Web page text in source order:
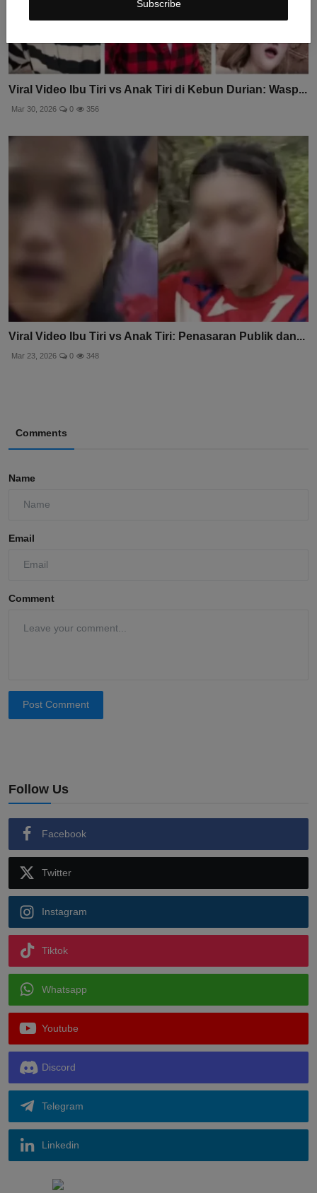
Subscribe
Viral Video Ibu Tiri vs Anak Tiri di Kebun Durian: Wasp...
Mar 30, 2026 0 356
Viral Video Ibu Tiri vs Anak Tiri: Penasaran Publik dan...
Mar 23, 2026 0 348
Comments
Name
Email
Comment
Post Comment
Follow Us
Facebook
Twitter
Instagram
Tiktok
Whatsapp
Youtube
Discord
Telegram
Linkedin